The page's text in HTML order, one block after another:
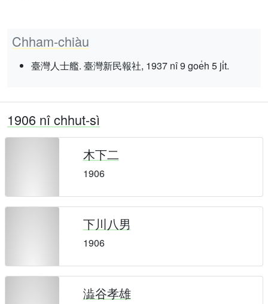
Chham-chiàu
臺灣人士艦. 臺灣新民報社, 1937 nî 9 goe̍h 5 ji̍t.
1906 nî chhut-sì
木下二
1906
下川八男
1906
澁谷孝雄